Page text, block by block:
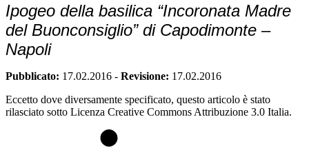
Ipogeo della basilica “Incoronata Madre
del Buonconsiglio” di Capodimonte –
Napoli
Pubblicato: 17.02.2016 - Revisione: 17.02.2016
Eccetto dove diversamente specificato, questo articolo è stato
rilasciato sotto Licenza Creative Commons Attribuzione 3.0 Italia.